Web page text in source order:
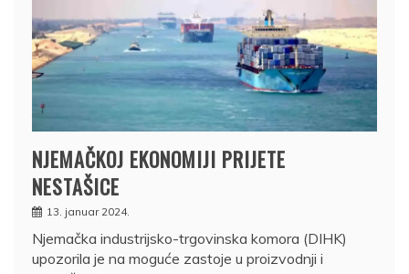
NJEMAČKOJ EKONOMIJI PRIJETE
NESTAŠICE
13. januar 2024.
Njemačka industrijsko-trgovinska komora (DIHK)
upozorila je na moguće zastoje u proizvodnji i